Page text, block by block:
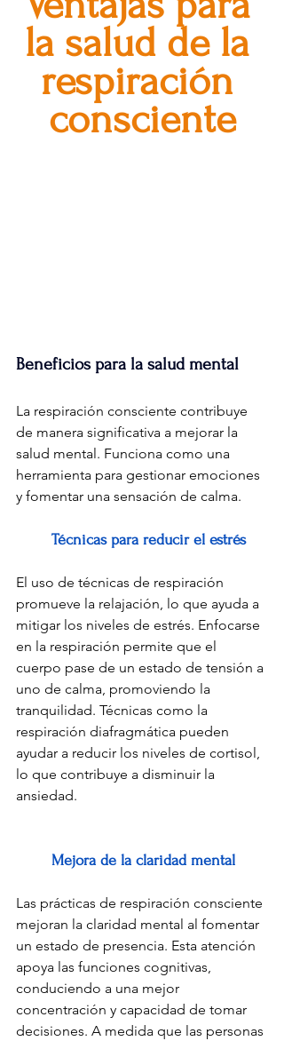
la salud de la
respiración
consciente
Beneficios para la salud mental
La respiración consciente contribuye
de manera significativa a mejorar la
salud mental. Funciona como una
herramienta para gestionar emociones
y fomentar una sensación de calma.
Técnicas para reducir el estrés
El uso de técnicas de respiración
promueve la relajación, lo que ayuda a
mitigar los niveles de estrés. Enfocarse
en la respiración permite que el
cuerpo pase de un estado de tensión a
uno de calma, promoviendo la
tranquilidad. Técnicas como la
respiración diafragmática pueden
ayudar a reducir los niveles de cortisol,
lo que contribuye a disminuir la
ansiedad.
Mejora de la claridad mental
Las prácticas de respiración consciente
mejoran la claridad mental al fomentar
un estado de presencia. Esta atención
apoya las funciones cognitivas,
conduciendo a una mejor
concentración y capacidad de tomar
decisiones. A medida que las personas